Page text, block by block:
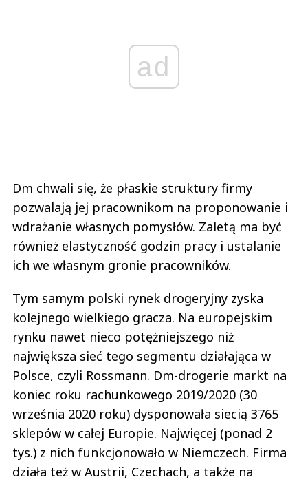
ad
Dm chwali się, że płaskie struktury firmy
pozwalają jej pracownikom na proponowanie i
wdrażanie własnych pomysłów. Zaletą ma być
również elastyczność godzin pracy i ustalanie
ich we własnym gronie pracowników.
Tym samym polski rynek drogeryjny zyska
kolejnego wielkiego gracza. Na europejskim
rynku nawet nieco potężniejszego niż
największa sieć tego segmentu działająca w
Polsce, czyli Rossmann. Dm-drogerie markt na
koniec roku rachunkowego 2019/2020 (30
września 2020 roku) dysponowała siecią 3765
sklepów w całej Europie. Najwięcej (ponad 2
tys.) z nich funkcjonowało w Niemczech. Firma
działa też w Austrii, Czechach, a także na